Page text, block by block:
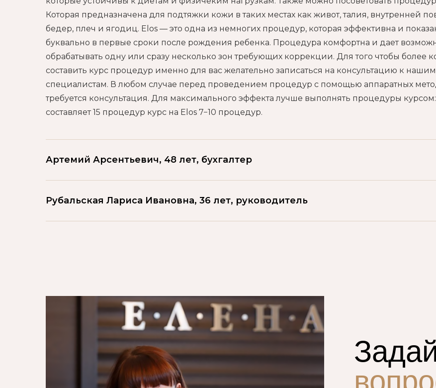
Которая предназначена для подтяжки кожи в таких местах как живот, талия, внутренней
бедер, плеч и ягодиц. Elos — это одна из немногих процедур, которая эффективна и
буквально в первые сроки после рождения ребенка. Процедура комфортна и дает
обрабатывать одну или сразу несколько зон требующих коррекции. Для того чтобы более
составить курс процедур именно для вас желательно записаться на консультацию к нашим
специалистам. В любом случае перед проведением процедур с помощью аппаратных
требуется консультация. Для максимального эффекта лучше выполнять процедуры курсом:
составляет 15 процедур курс на Elos 7−10 процедур.
Артемий Арсентьевич, 48 лет, бухгалтер
Рубальская Лариса Ивановна, 36 лет, руководитель